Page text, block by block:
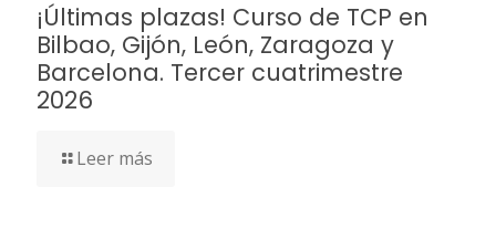
¡Últimas plazas! Curso de TCP en
Bilbao, Gijón, León, Zaragoza y
Barcelona. Tercer cuatrimestre
2026
Leer más